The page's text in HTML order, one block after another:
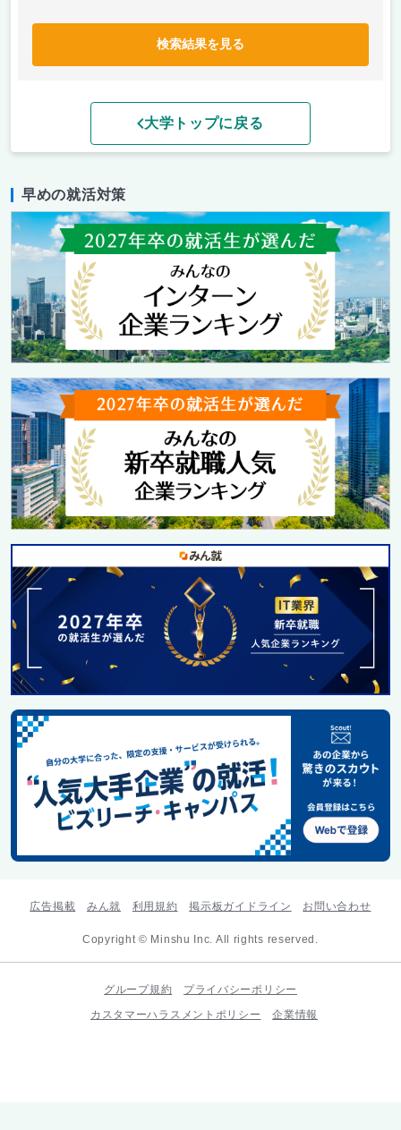
検索結果を見る
大学トップに戻る
早めの就活対策
広告掲載 みん就 利用規約 掲示板ガイドライン お問い合わせ
Copyright © Minshu Inc. All rights reserved.
グループ規約
プライバシーポリシー
カスタマーハラスメントポリシー
企業情報